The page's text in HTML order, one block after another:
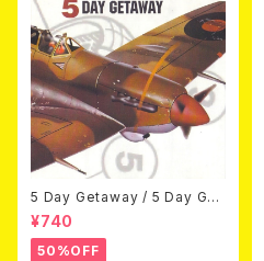
5 Day Getaway / 5 Day Get
away (CDEP)
¥740
50%OFF